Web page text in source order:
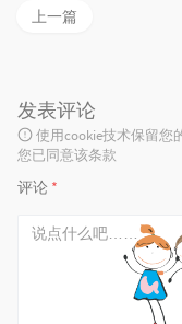
上一篇
发表评论
使用cookie技术保留您
您已同意该条款
评论 *